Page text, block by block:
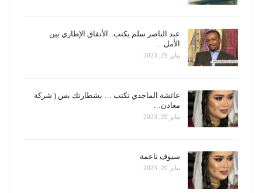
عبد الناصر سلم يكتب.. الأتفاق الإطاري بين
الأمل…
يناير 29, 2023
عائشة الماجدي تكتب … بشطارتك بس ( شركة
معادن…
يناير 29, 2023
سيوف ناعمة
يناير 20, 2023